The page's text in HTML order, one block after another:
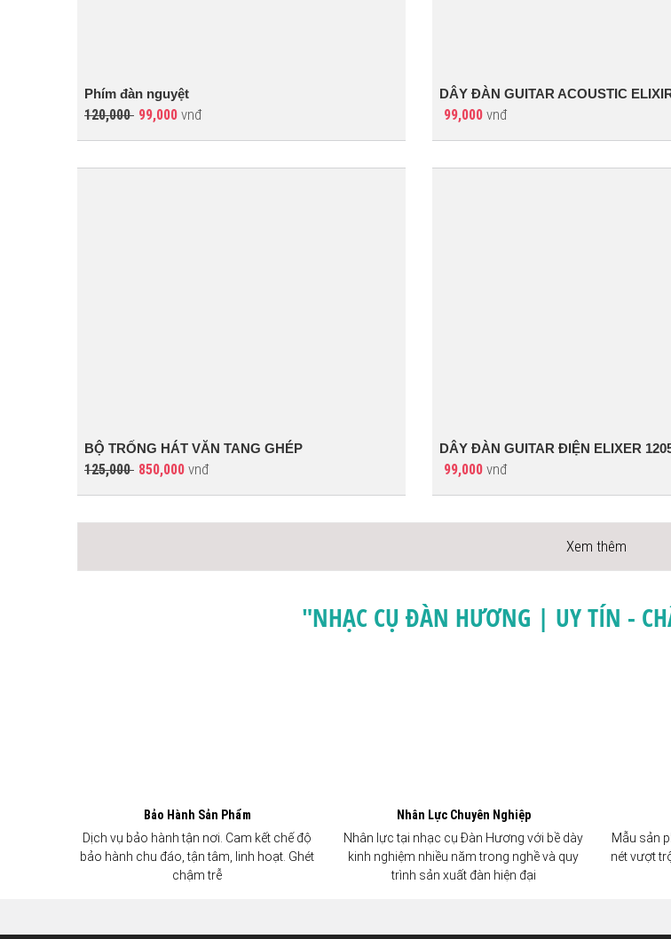
Phím đàn nguyệt
120,000 99,000 vnđ
DÂY ĐÀN GUITAR ACOUSTIC
99,000 vnđ
BỘ TRỐNG HÁT VĂN TANG GHÉP
125,000 850,000 vnđ
DÂY ĐÀN GUITAR ĐIỆN ELIXER
99,000 vnđ
Xem thêm
"NHẠC CỤ ĐÀN HƯƠNG | UY TÍN -
Bảo Hành Sản Phẩm
Dịch vụ bảo hành tận nơi. Cam kết chế độ
bảo hành chu đáo, tận tâm, linh hoạt. Ghét
chậm trễ
Nhân Lực Chuyên Nghiệp
Nhân lực tại nhạc cụ Đàn Hương với bề dày
kinh nghiệm nhiều năm trong nghề và quy
trình sản xuất đàn hiện đại
Mẫu sản
nét vượt